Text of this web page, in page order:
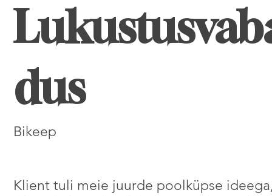
dus
Bikeep
Klient tuli meie juurde poolküpse